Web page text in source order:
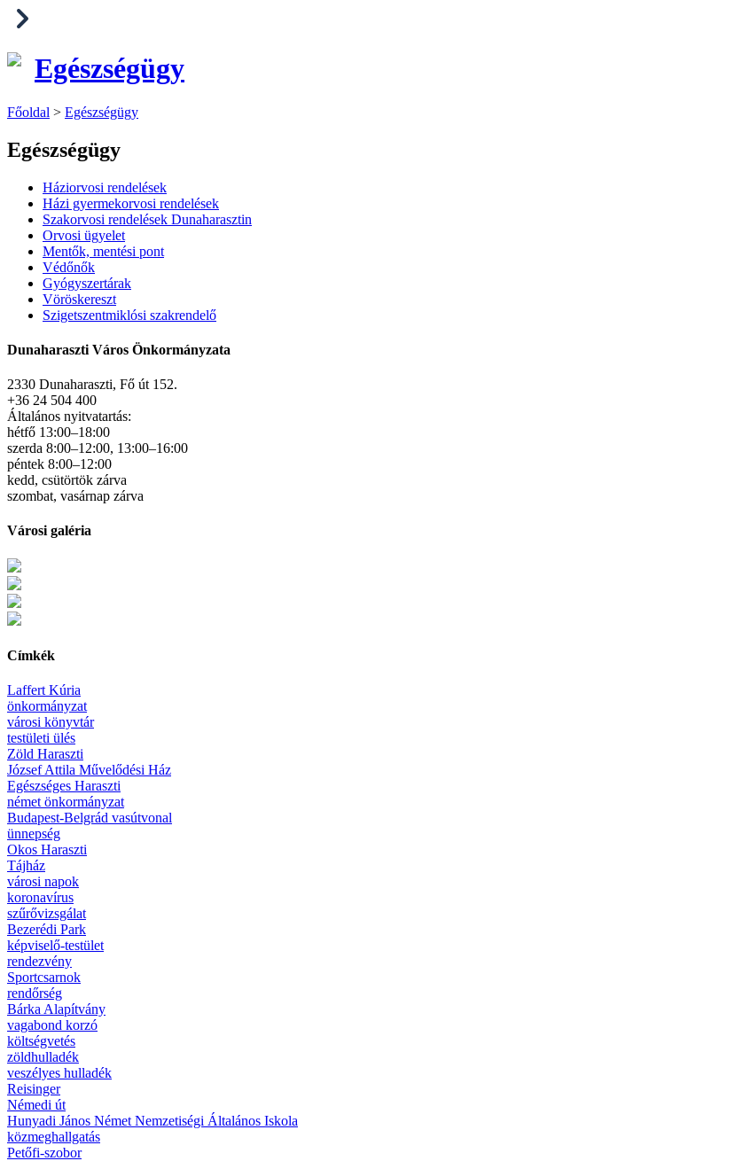
Egészségügy
Főoldal > Egészségügy
Egészségügy
Háziorvosi rendelések
Házi gyermekorvosi rendelések
Szakorvosi rendelések Dunaharasztin
Orvosi ügyelet
Mentők, mentési pont
Védőnők
Gyógyszertárak
Vöröskereszt
Szigetszentmiklósi szakrendelő
Dunaharaszti Város Önkormányzata
2330 Dunaharaszti, Fő út 152.
+36 24 504 400
Általános nyitvatartás:
hétfő 13:00–18:00
szerda 8:00–12:00, 13:00–16:00
péntek 8:00–12:00
kedd, csütörtök zárva
szombat, vasárnap zárva
Városi galéria
Címkék
Laffert Kúria
önkormányzat
városi könyvtár
testületi ülés
Zöld Haraszti
József Attila Művelődési Ház
Egészséges Haraszti
német önkormányzat
Budapest-Belgrád vasútvonal
ünnepség
Okos Haraszti
Tájház
városi napok
koronavírus
szűrővizsgálat
Bezerédi Park
képviselő-testület
rendezvény
Sportcsarnok
rendőrség
Bárka Alapítvány
vagabond korzó
költségvetés
zöldhulladék
veszélyes hulladék
Reisinger
Némedi út
Hunyadi János Német Nemzetiségi Általános Iskola
közmeghallgatás
Petőfi-szobor